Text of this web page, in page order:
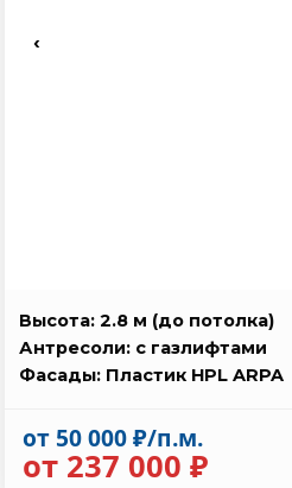
‹
Высота: 2.8 м (до потолка)
Антресоли: с газлифтами
Фасады: Пластик HPL ARPA
от 50 000 ₽/п.м.
от 237 000 ₽